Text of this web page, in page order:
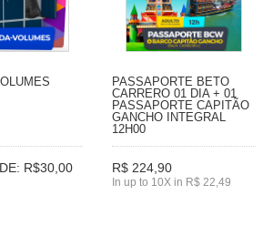
R$30,00
PASSAPORTE BETO
CARRERO 01 DIA + 01
PASSAPORTE CAPITÃO
GANCHO INTEGRAL
12H00
R$ 224,90
In up to 10X in R$ 22,49